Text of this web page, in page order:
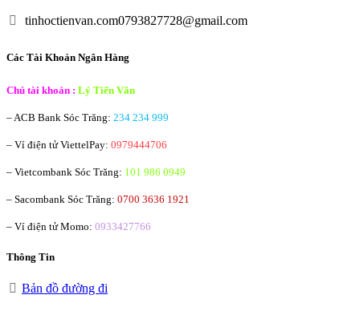
tinhoctienvan.com0793827728@gmail.com
Các Tài Khoản Ngân Hàng
Chủ tài khoản : Lý Tiến Văn
– ACB Bank Sóc Trăng: 234 234 999
– Ví điện tử ViettelPay: 0979444706
– Vietcombank Sóc Trăng: 101 986 0949
– Sacombank Sóc Trăng: 0700 3636 1921
– Ví điện tử Momo: 0933427766
Thông Tin
Bản đồ đường đi